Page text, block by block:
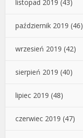
listopad 2019 (43)
październik 2019 (46)
wrzesień 2019 (42)
sierpień 2019 (40)
lipiec 2019 (48)
czerwiec 2019 (47)